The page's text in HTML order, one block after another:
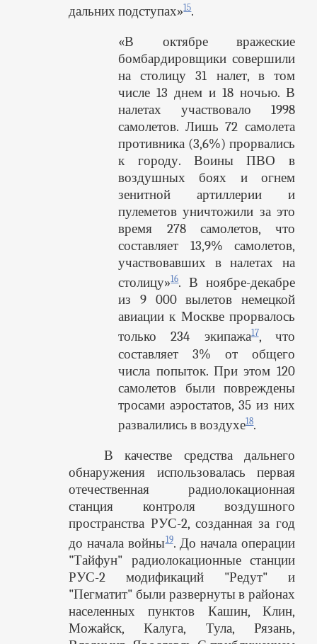
дальних подступах»15.
«В октябре вражеские
бомбардировщики совершили
на столицу 31 налет, в том
числе 13 днем и 18 ночью. В
налетах участвовало 1998
самолетов. Лишь 72 самолета
противника (3,6%) прорвались
к городу. Воины ПВО в
воздушных боях и огнем
зенитной артиллерии и
пулеметов уничтожили за это
время 278 самолетов, что
составляет 13,9% самолетов,
участвовавших в налетах на
столицу»16. В ноябре-декабре
из 9 000 вылетов немецкой
авиации к Москве прорвалось
только 234 экипажа17, что
составляет 3% от общего
числа попыток. При этом 120
самолетов были повреждены
тросами аэростатов, 35 из них
развалились в воздухе18.
В качестве средства дальнего
обнаружения использовалась первая
отечественная радиолокационная
станция контроля воздушного
пространства РУС-2, созданная за год
до начала войны19. До начала операции
"Тайфун" радиолокационные станции
РУС-2 модификаций "Редут" и
"Пегматит" были развернуты в районах
населенных пунктов Кашин, Клин,
Можайск, Калуга, Тула, Рязань,